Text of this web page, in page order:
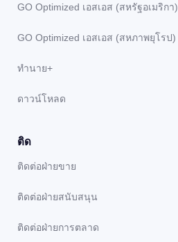
GO Optimized เอสเอส (สหรัฐอเมริกา)
GO Optimized เอสเอส (สหภาพยุโรป)
ทํานาย+
ดาวน์โหลด
ติด
ติดต่อฝ่ายขาย
ติดต่อฝ่ายสนับสนุน
ติดต่อฝ่ายการตลาด